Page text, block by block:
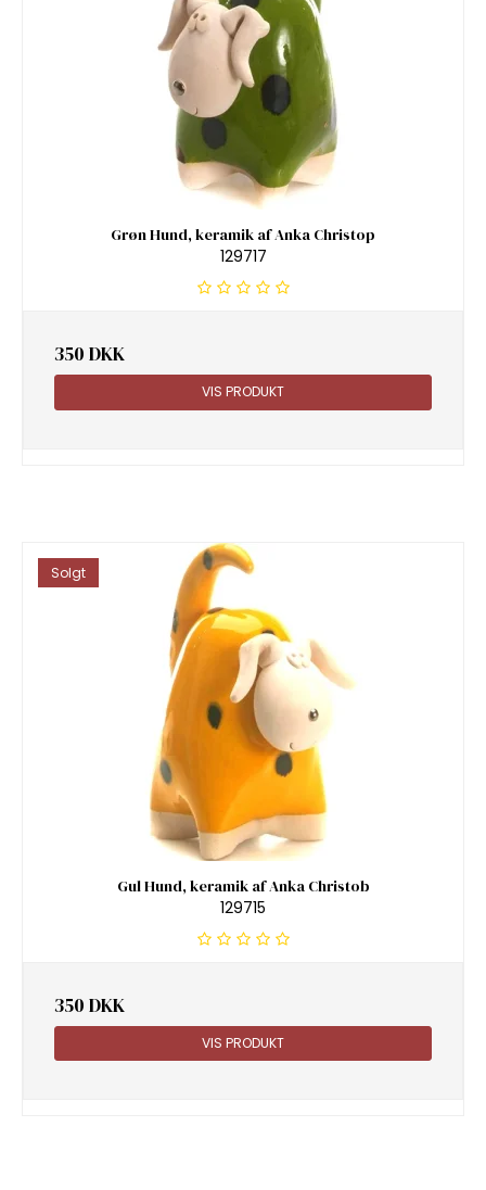
Grøn Hund, keramik af Anka Christop
129717
350 DKK
VIS PRODUKT
Solgt
Gul Hund, keramik af Anka Christob
129715
350 DKK
VIS PRODUKT